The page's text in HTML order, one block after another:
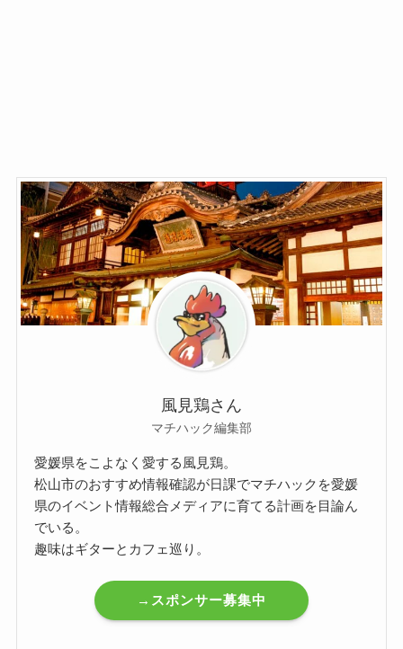
風見鶏さん
マチハック編集部
愛媛県をこよなく愛する風見鶏。
松山市のおすすめ情報確認が日課でマチハックを愛媛
県のイベント情報総合メディアに育てる計画を目論ん
でいる。
趣味はギターとカフェ巡り。
→スポンサー募集中